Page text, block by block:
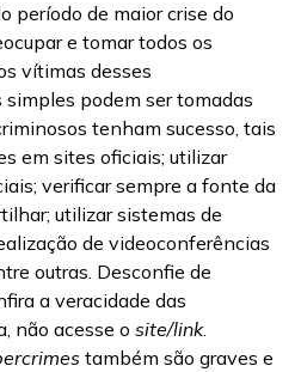
período de maior crise do
e tomar todos os
vítimas desses
simples podem ser tomadas
tenham sucesso, tais
em sites oficiais; utilizar
verificar sempre a fonte da
utilizar sistemas de
de videoconferências
outras. Desconfie de
a veracidade das
não acesse o site/link.
também são graves e